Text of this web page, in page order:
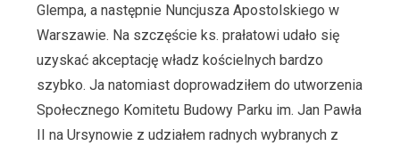
Glempa, a następnie Nuncjusza Apostolskiego w
Warszawie. Na szczęście ks. prałatowi udało się
uzyskać akceptację władz kościelnych bardzo
szybko. Ja natomiast doprowadziłem do utworzenia
Społecznego Komitetu Budowy Parku im. Jan Pawła
II na Ursynowie z udziałem radnych wybranych z